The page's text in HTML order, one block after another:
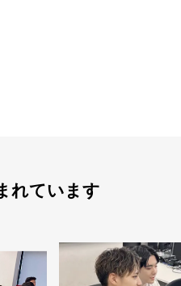
れています